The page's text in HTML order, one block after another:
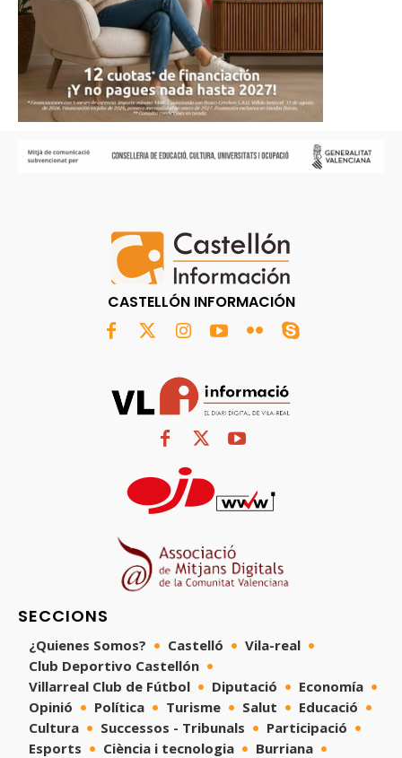
CASTELLÓN INFORMACIÓN
SECCIONS
¿Quienes Somos? Castelló
Vila-real
Club Deportivo Castellón
Villarreal Club de Fútbol
Diputació
Economía
Opinió
Política Turisme Salut
Educació
Cultura
Successos - Tribunals
Participació
Esports
Ciència i tecnologia
Burriana